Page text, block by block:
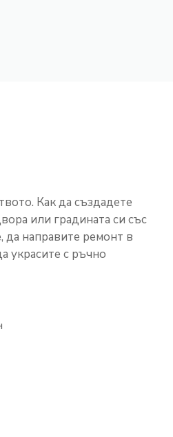
Как да създадете
или градината си със
да направите ремонт в
украсите с ръчно